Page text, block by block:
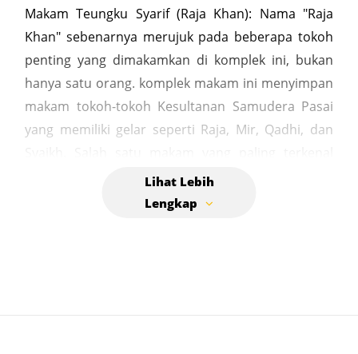
Makam Teungku Syarif (Raja Khan): Nama "Raja
Khan" sebenarnya merujuk pada beberapa tokoh
penting yang dimakamkan di komplek ini, bukan
hanya satu orang. komplek makam ini menyimpan
makam tokoh-tokoh Kesultanan Samudera Pasai
yang memiliki gelar seperti Raja, Mir, Qadhi, dan
adalah makam Teungku Syarif sendiri. Meskipun
detail tentang sosok Teungku Syarif tidak